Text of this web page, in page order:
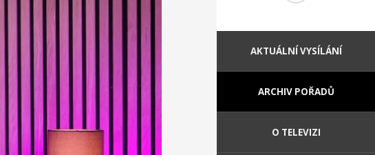
AKTUÁLNÍ VYSÍLÁNÍ
ARCHIV POŘADŮ
O TELEVIZI